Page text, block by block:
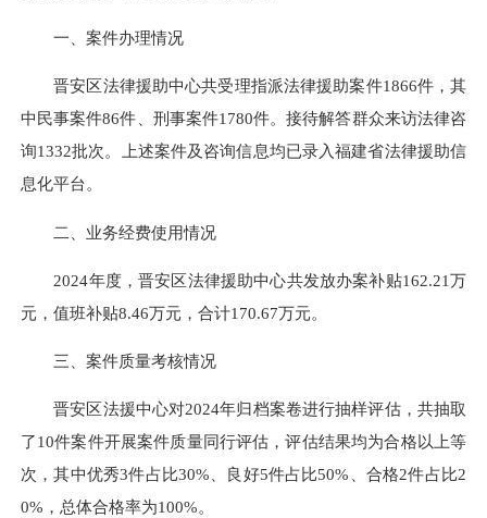
一、案件办理情况
晋安区法律援助中心共受理指派法律援助案件1866件，其
中民事案件86件、刑事案件1780件。接待解答群众来访法律咨
询1332批次。上述案件及咨询信息均已录入福建省法律援助信
息化平台。
二、业务经费使用情况
2024年度，晋安区法律援助中心共发放办案补贴162.21万
元，值班补贴8.46万元，合计170.67万元。
三、案件质量考核情况
晋安区法援中心对2024年归档案卷进行抽样评估，共抽取
了10件案件开展案件质量同行评估，评估结果均为合格以上等
次，其中优秀3件占比30%、良好5件占比50%、合格2件占比2
0%，总体合格率为100%。